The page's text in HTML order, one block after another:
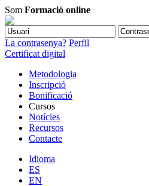
Som Formació online
La contrasenya? Perfil
Certificat digital
Metodologia
Inscripció
Bonificació
Cursos
Notícies
Recursos
Contacte
Idioma
ES
EN